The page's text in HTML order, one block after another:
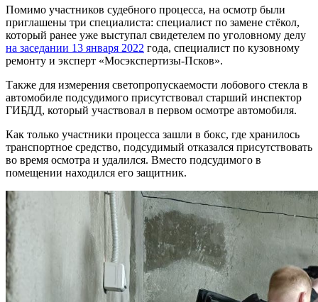
Помимо участников судебного процесса, на осмотр были
приглашены три специалиста: специалист по замене стёкол,
который ранее уже выступал свидетелем по уголовному делу
на заседании 13 января 2022 года, специалист по кузовному
ремонту и эксперт «Мосэкспертизы-Псков».
Также для измерения светопропускаемости лобового стекла в
автомобиле подсудимого присутствовал старший инспектор
ГИБДД, который участвовал в первом осмотре автомобиля.
Как только участники процесса зашли в бокс, где хранилось
транспортное средство, подсудимый отказался присутствовать
во время осмотра и удалился. Вместо подсудимого в
помещении находился его защитник.